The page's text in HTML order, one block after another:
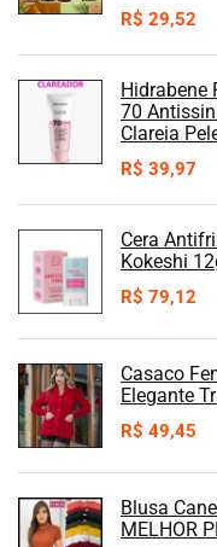
R$ 29,52
Hidrabene
70
Clareia
R$ 39,97
Cera
Kokeshi
R$ 79,12
Casaco
Elegante
R$ 49,45
Blusa
MELHOR